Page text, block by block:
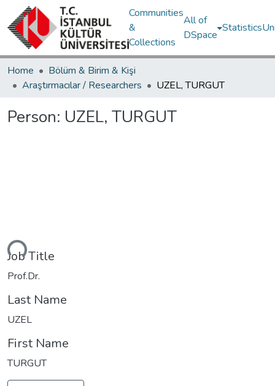
Communities
&
Collections
All of
DSpace
Statistics
Home
Bölüm & Birim & Kişi
Araştırmacılar / Researchers
UZEL, TURGUT
Person: UZEL, TURGUT
Loading...
Job Title
Prof.Dr.
Last Name
UZEL
First Name
TURGUT